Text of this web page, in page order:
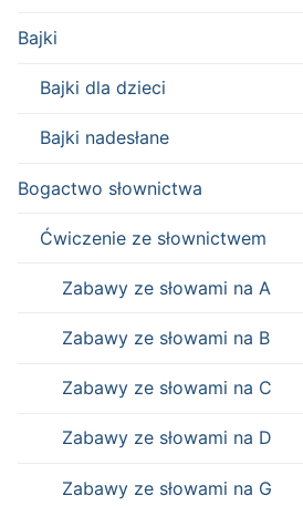
Bajki
Bajki dla dzieci
Bajki nadesłane
Bogactwo słownictwa
Ćwiczenie ze słownictwem
Zabawy ze słowami na A
Zabawy ze słowami na B
Zabawy ze słowami na C
Zabawy ze słowami na D
Zabawy ze słowami na G